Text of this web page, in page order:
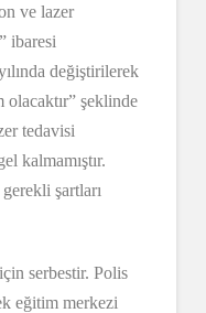
ve lazer
ibaresi
değiştirilerek
şeklinde
tedavisi
kalmamıştır.
şartları
serbestir. Polis
eğitim merkezi